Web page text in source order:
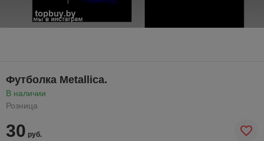
Футболка Metallica.
В наличии
Розница
30 руб.